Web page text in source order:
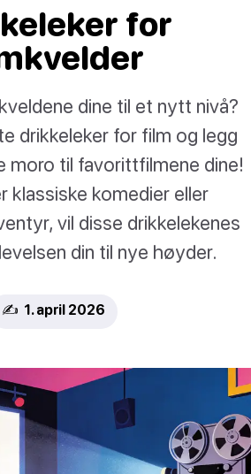
for
dine til et nytt nivå?
drikkeleker for film og legg
moro til favorittfilmene dine!
klassiske komedier eller
vil disse drikkelekenes
din til nye høyder.
✍️ 1. april 2026